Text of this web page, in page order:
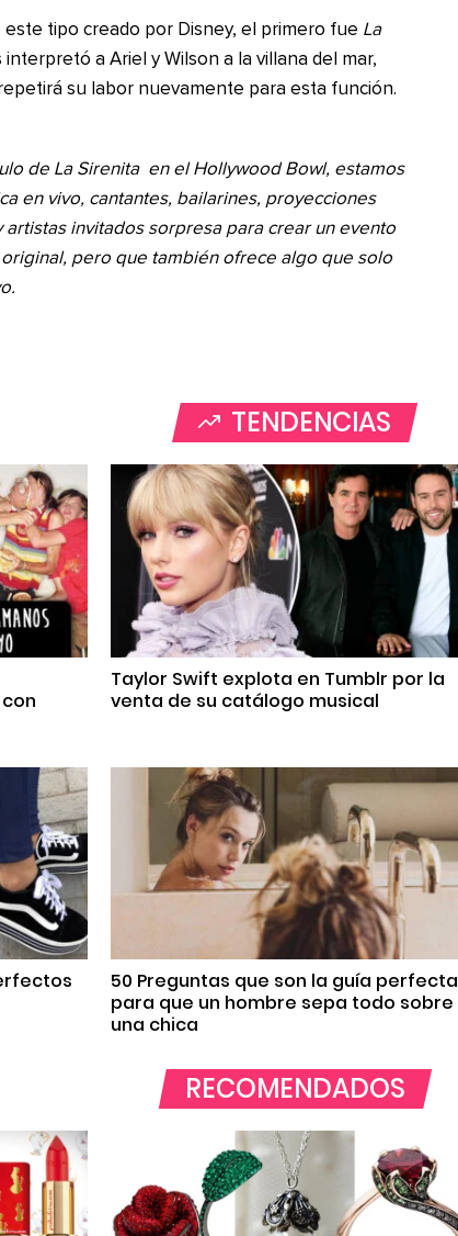
tipo creado por Disney, el primero fue La
a Ariel y Wilson a la villana del mar,
su labor nuevamente para esta función.
de La Sirenita en el Hollywood Bowl, estamos
en vivo, cantantes, bailarines, proyecciones
invitados sorpresa para crear un evento
pero que también ofrece algo que solo
TENDENCIAS
Taylor Swift explota en Tumblr por la
venta de su catálogo musical
50 Preguntas que son la guía perfecta
para que un hombre sepa todo sobre
una chica
RECOMENDADOS